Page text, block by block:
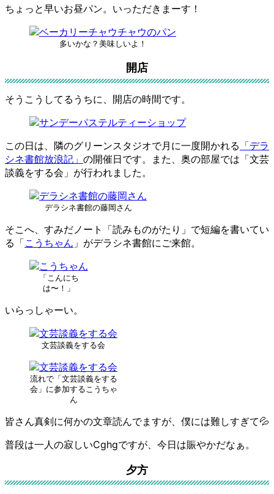
ちょっと早いお昼パン。いっただきまーす！
多いかな？美味しいよ！
開店
そうこうしてるうちに、開店の時間です。
この日は、隣のグリーンスタジオで月に一度開かれる 「デラ
シネ書館放浪記」 の開催日です。また、奥の部屋では「文芸
談義をする会」が行われました。
デラシネ書館の藤岡さん
そこへ、すみだノート「読みものがたり」で短編を書いてい
る「こうちゃん 」がデラシネ書館にご来館。
「こんにち
は〜！」
いらっしゃーい。
文芸談義をする会
流れで「文芸談義をする
会」に参加するこうちゃ
ん
皆さん真剣に何かの文章読んでますが、僕には難しすぎて💦
普段は一人の寂しいCghgですが、今日は賑やかだなぁ。
夕方